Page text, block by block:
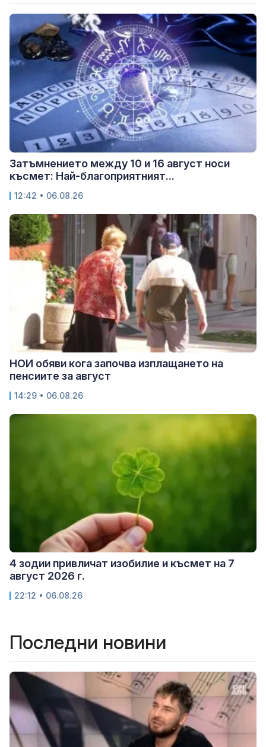
Затъмнението между 10 и 16 август носи
късмет: Най-благоприятният...
12:42 • 06.08.26
НОИ обяви кога започва изплащането на
пенсиите за август
14:29 • 06.08.26
4 зодии привличат изобилие и късмет на 7
август 2026 г.
22:12 • 06.08.26
Последни новини